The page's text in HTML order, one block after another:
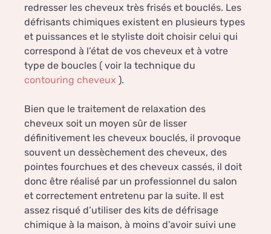
redresser les cheveux très frisés et bouclés. Les
défrisants chimiques existent en plusieurs types
et puissances et le styliste doit choisir celui qui
correspond à l’état de vos cheveux et à votre
type de boucles ( voir la technique du
contouring cheveux ).
Bien que le traitement de relaxation des
cheveux soit un moyen sûr de lisser
définitivement les cheveux bouclés, il provoque
souvent un dessèchement des cheveux, des
pointes fourchues et des cheveux cassés, il doit
donc être réalisé par un professionnel du salon
et correctement entretenu par la suite. Il est
assez risqué d’utiliser des kits de défrisage
chimique à la maison, à moins d’avoir suivi une